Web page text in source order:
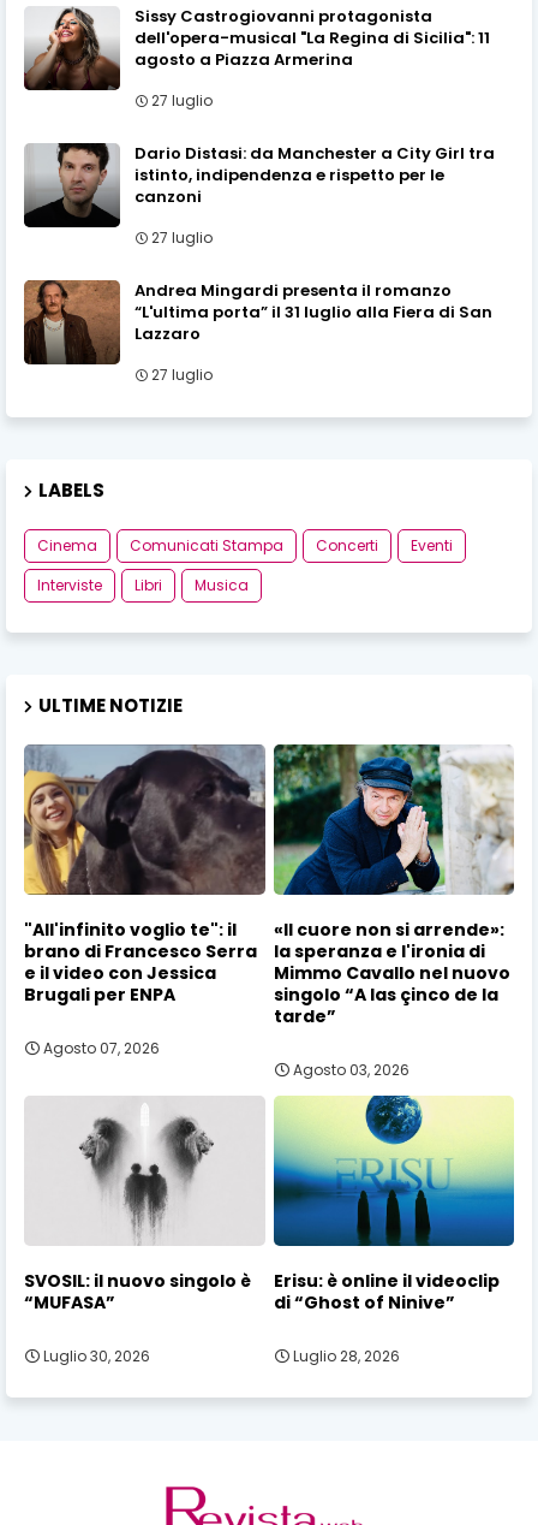
Sissy Castrogiovanni protagonista
dell'opera-musical "La Regina di Sicilia": 11
agosto a Piazza Armerina
27 luglio
Dario Distasi: da Manchester a City Girl tra
istinto, indipendenza e rispetto per le
canzoni
27 luglio
Andrea Mingardi presenta il romanzo
“L'ultima porta” il 31 luglio alla Fiera di San
Lazzaro
27 luglio
LABELS
Cinema Comunicati Stampa Concerti
Eventi
Interviste
Libri Musica
ULTIME NOTIZIE
"All'infinito voglio te": il
brano di Francesco Serra
e il video con Jessica
Brugali per ENPA
Agosto 07, 2026
«Il cuore non si arrende»:
la speranza e l'ironia di
Mimmo Cavallo nel nuovo
singolo “A las çinco de la
tarde”
Agosto 03, 2026
SVOSIL: il nuovo singolo è
“MUFASA”
Luglio 30, 2026
Erisu: è online il videoclip
di “Ghost of Ninive”
Luglio 28, 2026